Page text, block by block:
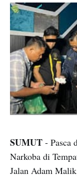
SUMUT - Pasca
Narkoba di
Jalan Adam